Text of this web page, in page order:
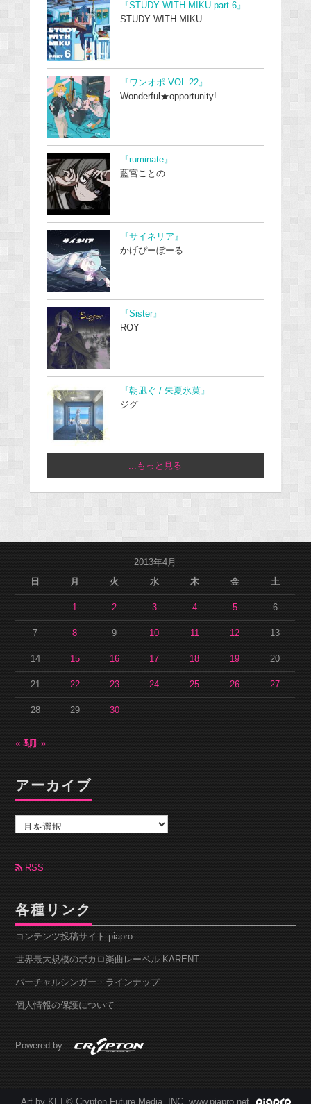
『STUDY WITH MIKU part 6』
STUDY WITH MIKU
『ワンオポ VOL.22』
Wonderful★opportunity!
『ruminate』
藍宮ことの
『サイネリア』
かげぴーぼーる
『Sister』
ROY
『朝凪ぐ / 朱夏氷菓』
ジグ
...もっと見る
2013年4月
日
月 火 水 木 金 土
1 2 3 4 5 6
7 8 9 10 11 12 13
14 15 16 17 18 19 20
21 22 23 24 25 26 27
28 29 30
« 3月5月 »
アーカイブ
カ
ブ RSS
各種リンク
コンテンツ投稿サイト piapro
世界最大規模のボカロ楽曲レーベル KARENT
バーチャルシンガー・ラインナップ
個人情報の保護について
Powered by
Art by KEI © Crypton Future Media, INC. www.piapro.net